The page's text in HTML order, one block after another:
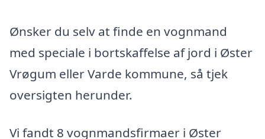
Ønsker du selv at finde en vognmand
med speciale i bortskaffelse af jord i Øster
Vrøgum eller Varde kommune, så tjek
oversigten herunder.
Vi fandt 8 vognmandsfirmaer i Øster